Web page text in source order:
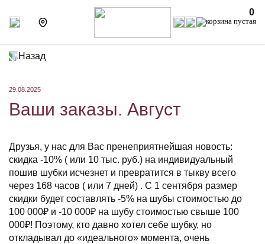
0
Назад
29.08.2025
Ваши заказы. Август
Друзья, у нас для Вас пренеприятнейшая новость:
скидка -10% ( или 10 тыс. руб.) на индивидуальный
пошив шубки исчезнет и превратится в тыкву всего
через 168 часов ( или 7 дней) . С 1 сентября размер
скидки будет составлять -5% на шубы стоимостью до
100 000₽ и -10 000₽ на шубу стоимостью свыше 100
000₽! Поэтому, кто давно хотел себе шубку, но
откладывал до «идеального» момента, очень